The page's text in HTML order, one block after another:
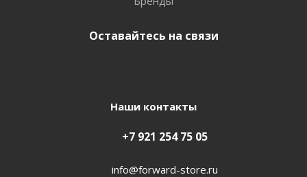
Оставайтесь на связи
Наши контакты
+7 921 254 75 05
info@forward-store.ru